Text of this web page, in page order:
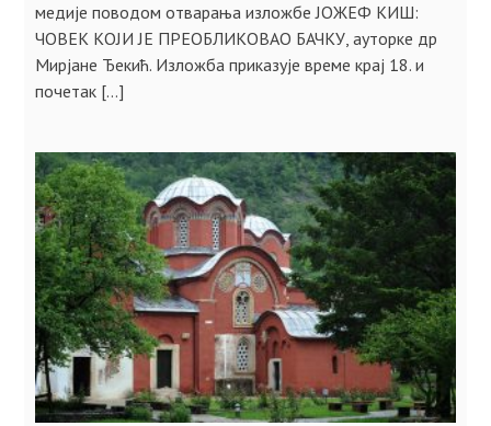
медије поводом отварања изложбе ЈОЖЕФ КИШ:
ЧОВЕК КОЈИ ЈЕ ПРЕОБЛИКОВАО БАЧКУ, ауторке др
Мирјане Ђекић. Изложба приказује време крај 18. и
почетак […]